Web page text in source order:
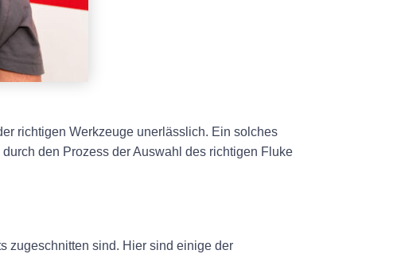
richtigen Werkzeuge unerlässlich. Ein solches
den Prozess der Auswahl des richtigen Fluke
zugeschnitten sind. Hier sind einige der